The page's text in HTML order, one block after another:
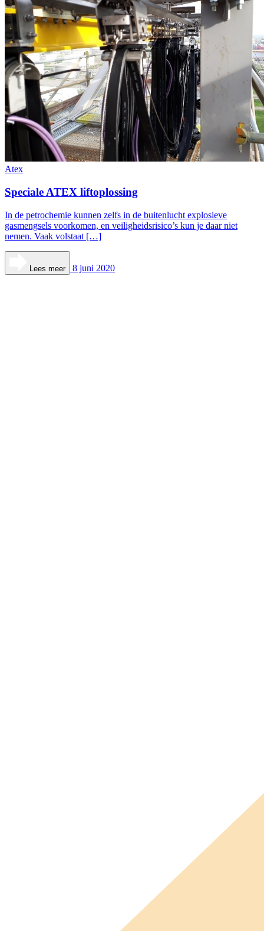
Atex
Speciale ATEX liftoplossing
In de petrochemie kunnen zelfs in de buitenlucht explosieve
gasmengsels voorkomen, en veiligheidsrisico’s kun je daar niet
nemen. Vaak volstaat […]
Lees meer 8 juni 2020